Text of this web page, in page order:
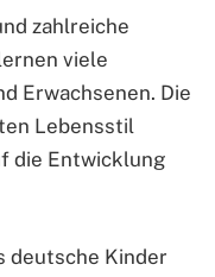
zahlreiche
viele
Erwachsenen. Die
Lebensstil
die Entwicklung
deutsche Kinder